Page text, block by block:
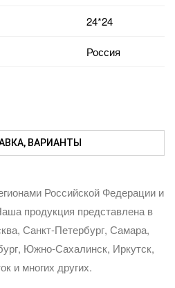
24*24
Россия
ВАРИАНТЫ
Российской Федерации и
продукция представлена в
Санкт-Петербург, Самара,
Южно-Сахалинск, Иркутск,
и многих других.